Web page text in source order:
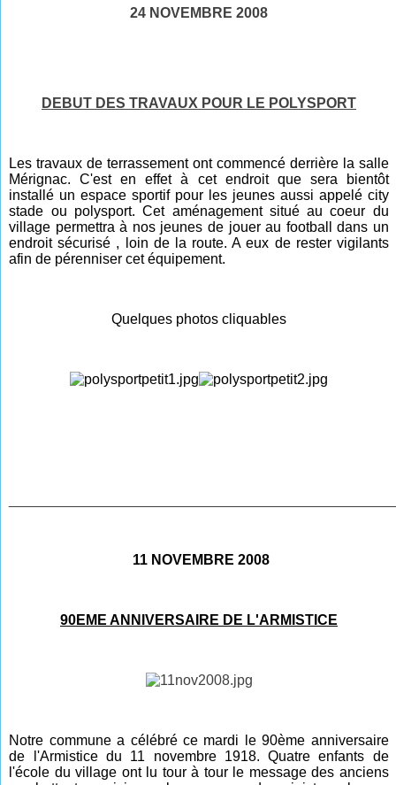
24 NOVEMBRE 2008
DEBUT DES TRAVAUX POUR LE POLYSPORT
Les travaux de terrassement ont commencé derrière la salle
Mérignac. C'est en effet à cet endroit que sera bientôt
installé un espace sportif pour les jeunes aussi appelé city
stade ou polysport. Cet aménagement situé au coeur du
village permettra à nos jeunes de jouer au football dans un
endroit sécurisé , loin de la route. A eux de rester vigilants
afin de pérenniser cet équipement.
Quelques photos cliquables
11 NOVEMBRE 2008
90EME ANNIVERSAIRE DE L'ARMISTICE
Notre commune a célébré ce mardi le 90ème anniversaire
de l'Armistice du 11 novembre 1918. Quatre enfants de
l'école du village ont lu tour à tour le message des anciens